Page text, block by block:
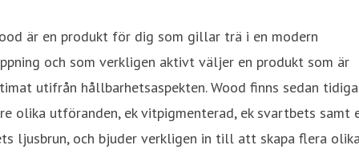
är en produkt för dig som gillar trä i en modern
och som verkligen aktivt väljer en produkt som är
utifrån hållbarhetsaspekten. Wood finns sedan
olika utföranden, ek vitpigmenterad, ek svartbets samt
ljusbrun, och bjuder verkligen in till att skapa flera